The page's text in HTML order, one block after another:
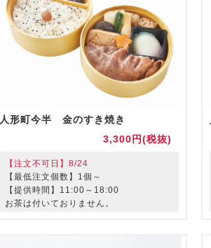
人形町今半 金のすき焼き
3,300円(税抜)
【注文不可日】8/24
【最低注文個数】1個～
【提供時間】11:00～18:00
お茶は付いておりません。